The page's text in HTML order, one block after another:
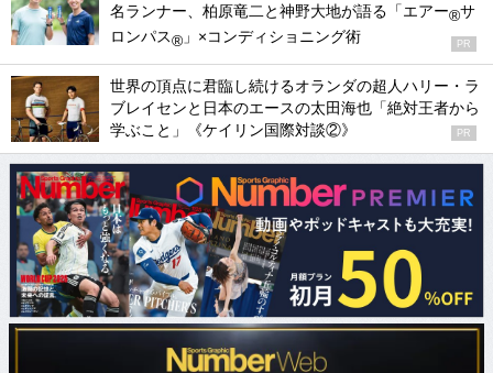
名ランナー、柏原竜二と神野大地が語る「エアー®サ
ロンパス® 」×コンディショニング術 PR
世界の頂点に君臨し続けるオランダの超人ハリー・ラ
ブレイセンと日本のエースの太田海也「絶対王者から
学ぶこと」《ケイリン国際対談②》
PR